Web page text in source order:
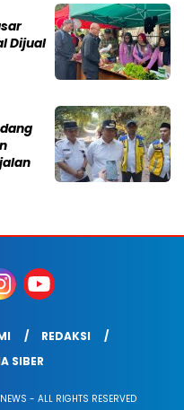
Dijual
REDAKSI
SIBER
- ALL RIGHTS RESERVED